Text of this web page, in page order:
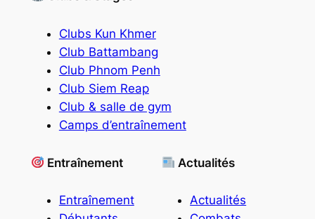
Clubs Kun Khmer
Club Battambang
Club Phnom Penh
Club Siem Reap
Club & salle de gym
Camps d’entraînement
Entraînement
Entraînement
Actualités
Actualités